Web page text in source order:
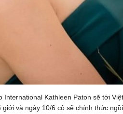
Kathleen Paton sẽ tới
và ngày 10/6 cô sẽ chính thức